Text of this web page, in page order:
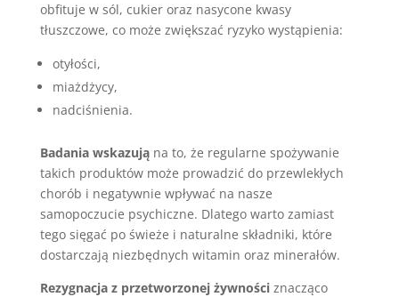
obfituje w sól, cukier oraz nasycone kwasy
tłuszczowe, co może zwiększać ryzyko wystąpienia:
otyłości,
miażdżycy,
nadciśnienia.
Badania wskazująna to, że regularne spożywanie
takich produktów może prowadzić do przewlekłych
chorób i negatywnie wpływać na nasze
samopoczucie psychiczne. Dlatego warto zamiast
tego sięgać po świeże i naturalne składniki, które
dostarczają niezbędnych witamin oraz minerałów.
Rezygnacja z przetworzonej żywnościznacząco